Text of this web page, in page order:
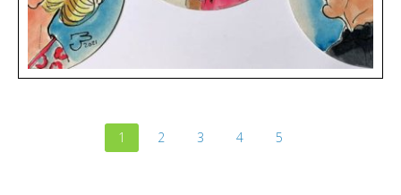
1 2 3 4 5